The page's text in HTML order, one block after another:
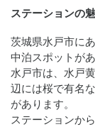
ステーションの
茨城県水戸市に
中泊スポットがあ
水戸市は、水戸
辺には桜で有名
があります。
ステーションか